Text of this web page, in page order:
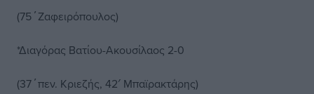
(75΄Ζαφειρόπουλος)
*Διαγόρας Βατίου-Ακουσίλαος 2-0
(37΄πεν. Κριεζής, 42′ Μπαϊρακτάρης)